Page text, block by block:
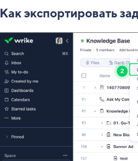
Как экспортировать